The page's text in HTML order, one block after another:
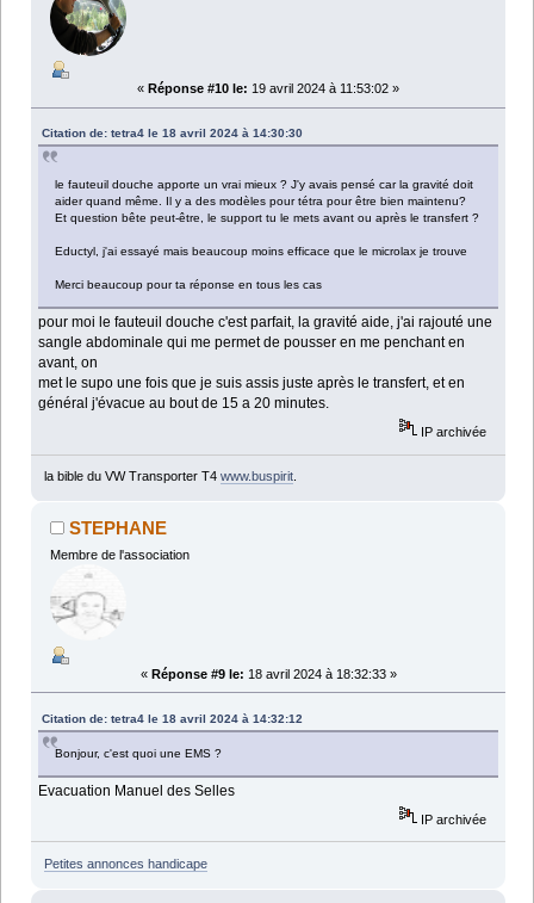
« Réponse #10 le: 19 avril 2024 à 11:53:02 »
Citation de: tetra4 le 18 avril 2024 à 14:30:30
le fauteuil douche apporte un vrai mieux ? J'y avais pensé car la gravité doit
aider quand même. Il y a des modèles pour tétra pour être bien maintenu?
Et question bête peut-être, le support tu le mets avant ou après le transfert ?
Eductyl, j'ai essayé mais beaucoup moins efficace que le microlax je trouve
Merci beaucoup pour ta réponse en tous les cas
pour moi le fauteuil douche c'est parfait, la gravité aide, j'ai rajouté une
sangle abdominale qui me permet de pousser en me penchant en
avant, on
met le supo une fois que je suis assis juste après le transfert, et en
général j'évacue au bout de 15 a 20 minutes.
IP archivée
la bible du VW Transporter T4 www.buspirit.
STEPHANE
Membre de l'association
« Réponse #9 le: 18 avril 2024 à 18:32:33 »
Citation de: tetra4 le 18 avril 2024 à 14:32:12
Bonjour, c'est quoi une EMS ?
Evacuation Manuel des Selles
IP archivée
Petites annonces handicape